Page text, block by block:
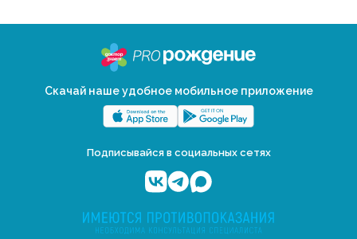
Скачай наше удобное мобильное приложение
Подписывайся в социальных сетях